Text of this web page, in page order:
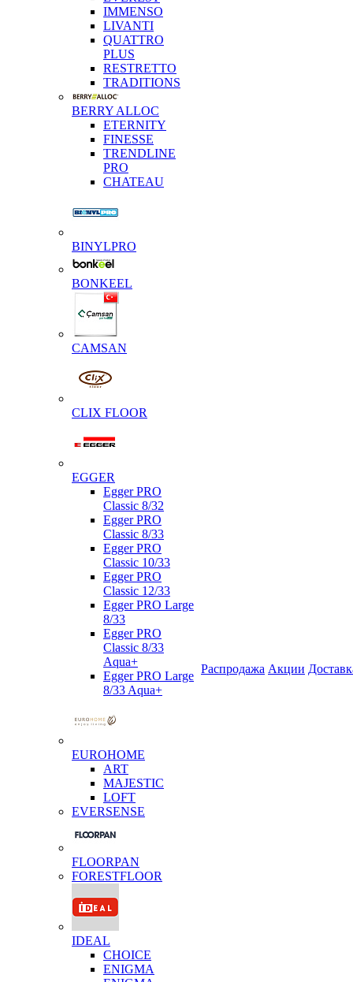
IMMENSO
LIVANTI
QUATTRO
PLUS
RESTRETTO
TRADITIONS
BERRY ALLOC
ETERNITY
FINESSE
TRENDLINE
PRO
CHATEAU
BINYLPRO
BONKEEL
CAMSAN
CLIX FLOOR
EGGER
Egger PRO
Classic 8/32
Egger PRO
Classic 8/33
Egger PRO
Classic 10/33
Egger PRO
Classic 12/33
Egger PRO Large
8/33
Egger PRO
Classic 8/33
Aqua+
Egger PRO Large
8/33 Aqua+
EUROHOME
ART
MAJESTIC
LOFT
EVERSENSE
FLOORPAN
FORESTFLOOR
IDEAL
CHOICE
ENIGMA
Распродажа Акции